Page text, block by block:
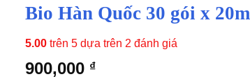
Bio Hàn Quốc 30 gói x
5.00trên 5 dựa trên 2 đánh giá
900,000 ₫